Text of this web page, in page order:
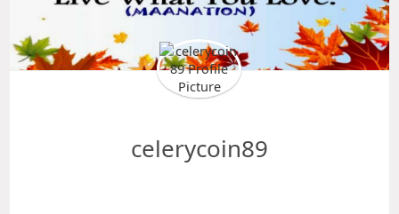
celerycoin89